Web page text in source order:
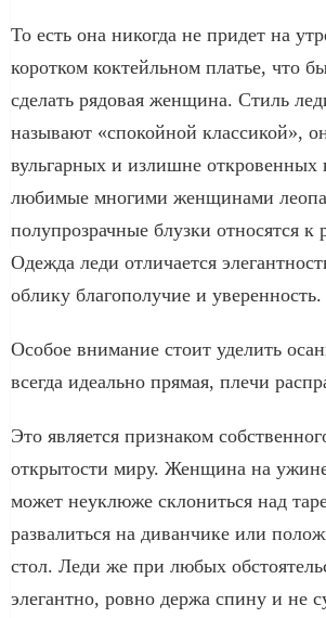
То есть она никогда не придет на
коротком коктейльном платье, что
сделать рядовая женщина. Стиль
называют «спокойной классикой»,
вульгарных и излишне
любимые многими женщинами
полупрозрачные блузки относятся к
Одежда леди отличается
облику благополучие и уверенность.
Особое внимание стоит уделить
всегда идеально прямая, плечи
Это является признаком
открытости миру. Женщина на
может неуклюже склониться над
развалиться на диванчике или
стол. Леди же при любых
элегантно, ровно держа спину и не